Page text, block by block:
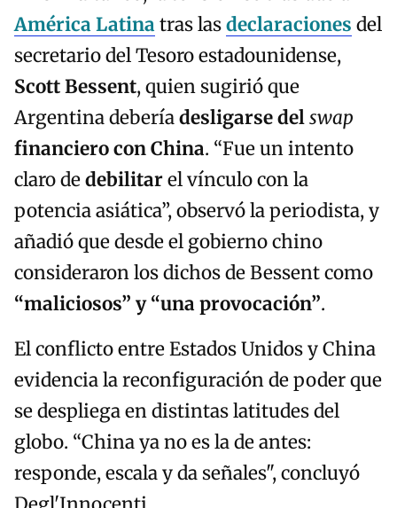
América Latinatras lasdeclaraciones del
secretario del Tesoro estadounidense,
Scott Bessent, quien sugirió que
Argentina deberíadesligarse delswap
financiero con China. “Fue un intento
claro dedebilitarel vínculo con la
potencia asiática”, observó la periodista, y
añadió que desde el gobierno chino
consideraron los dichos de Bessent como
“maliciosos” y “una provocación”.
El conflicto entre Estados Unidos y China
evidencia la reconfiguración de poder que
se despliega en distintas latitudes del
globo. “China ya no es la de antes:
responde, escala y da señales", concluyó